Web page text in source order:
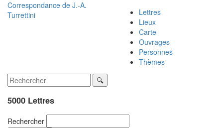
Correspondance de J.-A.
Turrettini
Lettres
Lieux
Carte
Ouvrages
Personnes
Thèmes
5000 Lettres
Rechercher